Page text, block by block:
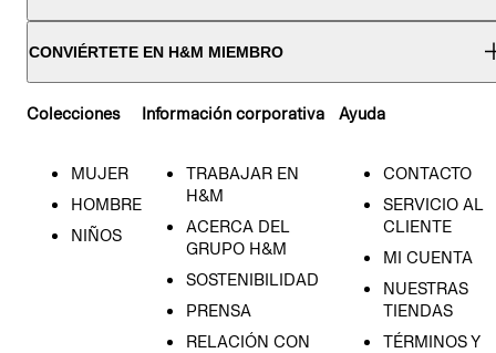
CONVIÉRTETE EN H&M MIEMBRO
Colecciones
MUJER
HOMBRE
NIÑOS
Información corporativa
TRABAJAR EN
H&M
ACERCA DEL
GRUPO H&M
SOSTENIBILIDAD
PRENSA
RELACIÓN CON
Ayuda
CONTACTO
SERVICIO AL
CLIENTE
MI CUENTA
NUESTRAS
TIENDAS
TÉRMINOS Y